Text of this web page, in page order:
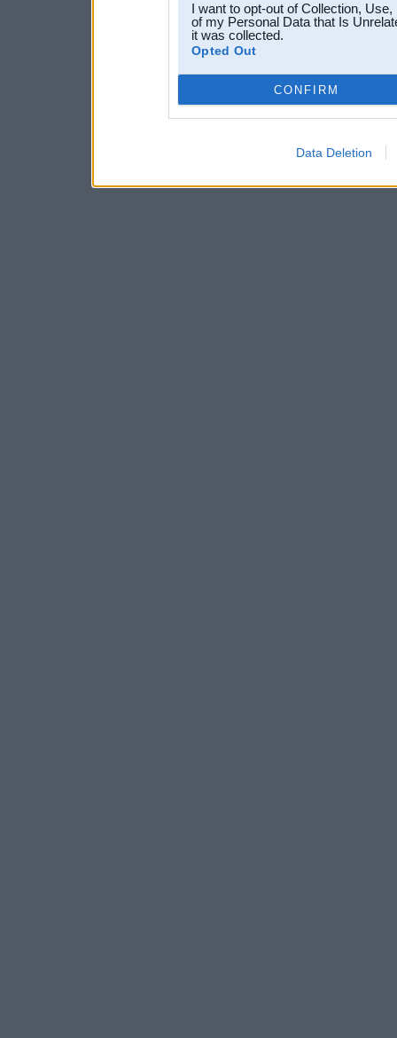
I want to opt-out of Collection,
of my Personal Data that Is
it was collected.
Opted Out
CONFIRM
Data Deletion